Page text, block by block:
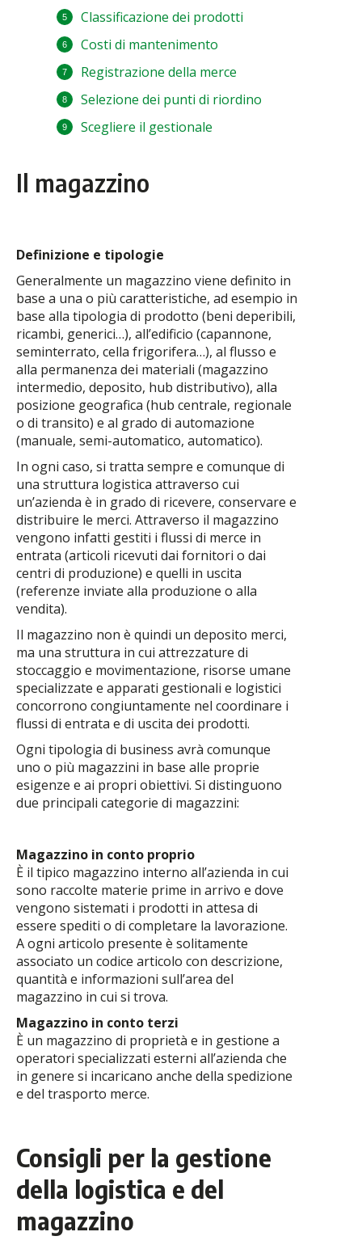
Classificazione dei prodotti
Costi di mantenimento
Registrazione della merce
Selezione dei punti di riordino
Scegliere il gestionale
Il magazzino
Definizione e tipologie
Generalmente un magazzino viene definito in
base a una o più caratteristiche, ad esempio in
base alla tipologia di prodotto (beni deperibili,
ricambi, generici…), all’edificio (capannone,
seminterrato, cella frigorifera…), al flusso e
alla permanenza dei materiali (magazzino
intermedio, deposito, hub distributivo), alla
posizione geografica (hub centrale, regionale
o di transito) e al grado di automazione
(manuale, semi-automatico, automatico).
In ogni caso, si tratta sempre e comunque di
una struttura logistica attraverso cui
un’azienda è in grado di ricevere, conservare e
distribuire le merci. Attraverso il magazzino
vengono infatti gestiti i flussi di merce in
entrata (articoli ricevuti dai fornitori o dai
centri di produzione) e quelli in uscita
(referenze inviate alla produzione o alla
vendita).
Il magazzino non è quindi un deposito merci,
ma una struttura in cui attrezzature di
stoccaggio e movimentazione, risorse umane
specializzate e apparati gestionali e logistici
concorrono congiuntamente nel coordinare i
flussi di entrata e di uscita dei prodotti.
Ogni tipologia di business avrà comunque
uno o più magazzini in base alle proprie
esigenze e ai propri obiettivi. Si distinguono
due principali categorie di magazzini:
Magazzino in conto proprio
È il tipico magazzino interno all’azienda in cui
sono raccolte materie prime in arrivo e dove
vengono sistemati i prodotti in attesa di
essere spediti o di completare la lavorazione.
A ogni articolo presente è solitamente
associato un codice articolo con descrizione,
quantità e informazioni sull’area del
magazzino in cui si trova.
Magazzino in conto terzi
È un magazzino di proprietà e in gestione a
operatori specializzati esterni all’azienda che
in genere si incaricano anche della spedizione
e del trasporto merce.
Consigli per la gestione
della logistica e del
magazzino